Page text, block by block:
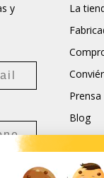
y
La
Prensa
Blog
CGU